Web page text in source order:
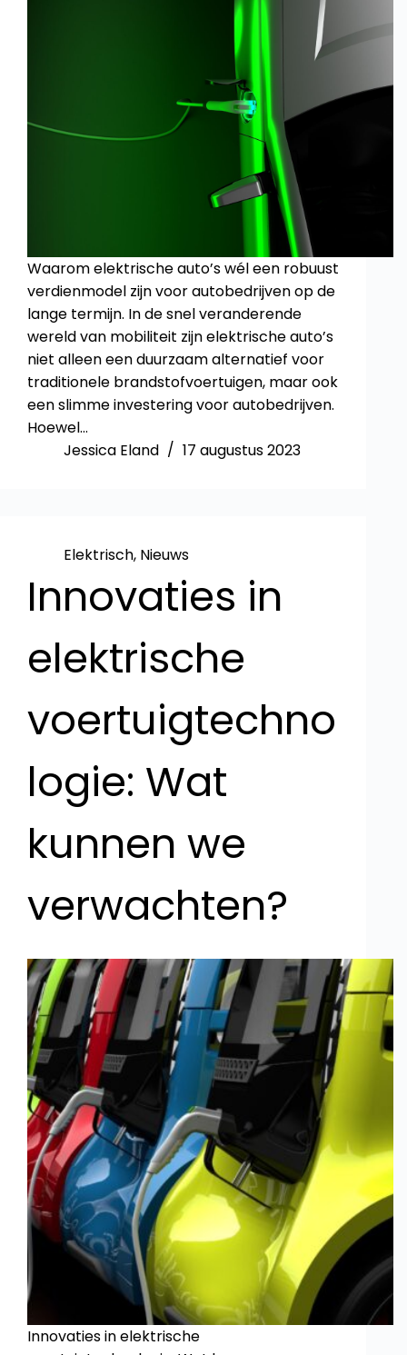
Waarom elektrische auto’s wél een robuust
verdienmodel zijn voor autobedrijven op de
lange termijn. In de snel veranderende
wereld van mobiliteit zijn elektrische auto’s
niet alleen een duurzaam alternatief voor
traditionele brandstofvoertuigen, maar ook
een slimme investering voor autobedrijven.
Hoewel…
Jessica Eland
17 augustus 2023
Elektrisch, Nieuws
Innovaties in
elektrische
voertuigtechno
logie: Wat
kunnen we
verwachten?
Innovaties in elektrische